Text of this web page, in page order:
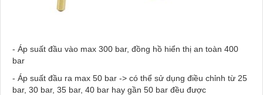
- Áp suất đầu vào max 300 bar, đồng hồ hiển thị an toàn 400
bar
- Áp suất đầu ra max 50 bar -> có thể sử dụng điều chỉnh từ 25
bar, 30 bar, 35 bar, 40 bar hay gần 50 bar đều được